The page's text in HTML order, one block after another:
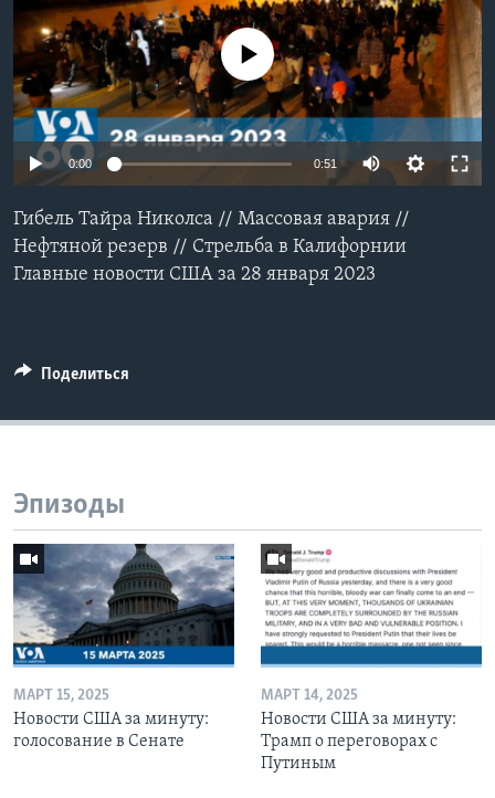
Learning English
СОЦИАЛЬНЫЕ СЕТИ
No media source currently available
0:00 0:51
Гибель Тайра Николса // Массовая авария //
Нефтяной резерв // Стрельба в Калифорнии
Главные новости США за 28 января 2023
Поделиться
Эпизоды
МАРТ 15, 2025
Новости США за минуту:
голосование в Сенате
МАРТ 14, 2025
Новости США за минуту:
Трамп о переговорах с
Путиным